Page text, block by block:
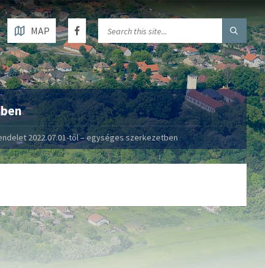
MAP
2022.07.01-től – egységes szerkezetben